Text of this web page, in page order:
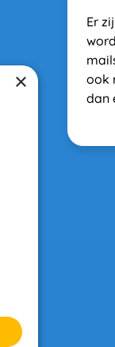
×
Er
ook
dan